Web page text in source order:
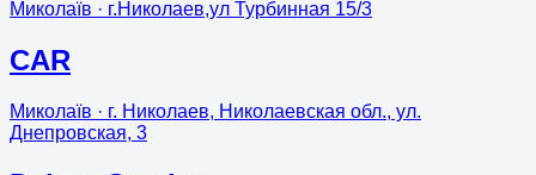
Миколаїв · г.Николаев,ул Турбинная 15/3
CAR
Миколаїв · г. Николаев, Николаевская обл., ул.
Днепровская, 3